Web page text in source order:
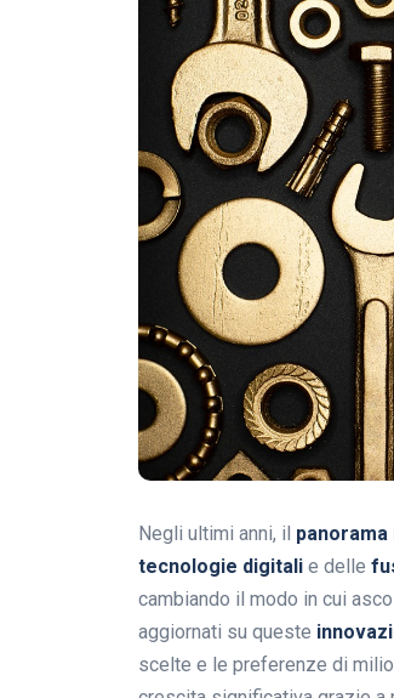
Negli ultimi anni, il panorama
tecnologie digitali e delle
cambiando il modo in cui
aggiornati su queste
scelte e le preferenze di